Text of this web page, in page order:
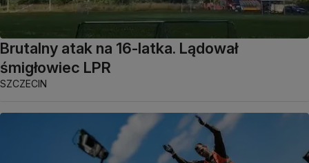
Brutalny atak na 16-latka. Lądował
śmigłowiec LPR
SZCZECIN